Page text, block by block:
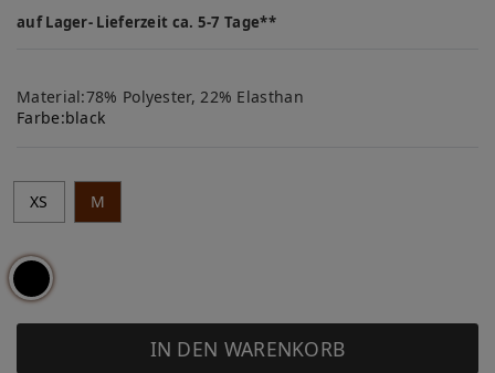
auf Lager- Lieferzeit ca. 5-7 Tage**
Material:78% Polyester, 22% Elasthan
Farbe:black
XS M
IN DEN WARENKORB